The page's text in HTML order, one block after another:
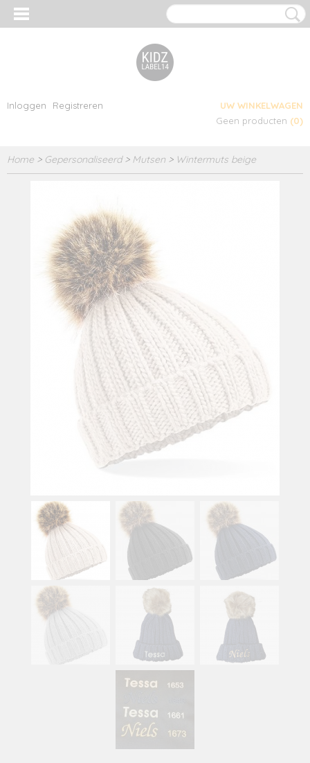
Inloggen Registreren
UW WINKELWAGEN
Geen producten (0)
Home > Gepersonaliseerd> Mutsen > Wintermuts beige